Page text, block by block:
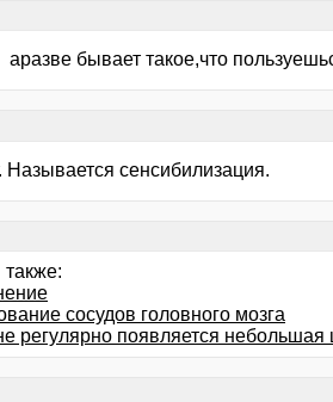
аразве бывает такое,что
Называется сенсибилизация.
сосудов головного мозга
регулярно появляется небольшая